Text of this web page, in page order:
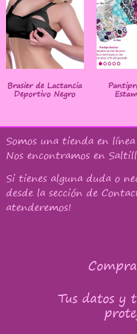
Brasier de Lactancia
Deportivo Negro
Somos una tienda en
Nos encontramos en
Si tienes alguna duda o
desde la sección de
atenderemos!
Tus datos y